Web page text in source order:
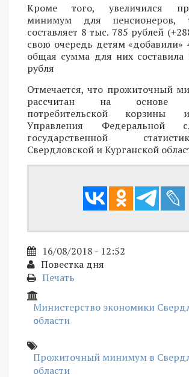
Кроме того, увеличился
минимум для пенсионеров,
составляет 8 тыс. 785 рублей
свою очередь детям «добавили»
общая сумма для них составила
рубля
Отмечается, что прожиточный
рассчитан на основе
потребительской
Управления Федеральной
государственной
Свердловской и Курганской
16/08/2018 - 12:52
Повестка дня
Печать
Министерство экономики
области
Прожиточный минимум в
области